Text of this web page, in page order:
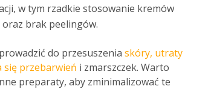
w tym rzadkie stosowanie kremów
brak peelingów.
do przesuszenia skóry, utraty
się przebarwień i zmarszczek. Warto
preparaty, aby zminimalizować te